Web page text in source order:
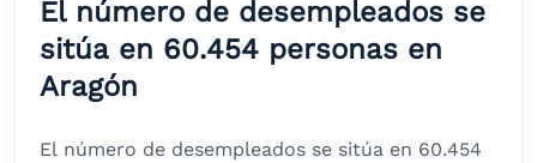
El número de desempleados se
sitúa en 60.454 personas en
Aragón
El número de desempleados se sitúa en 60.454